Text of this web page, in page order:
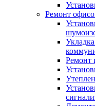
Ремонт
Ремонт